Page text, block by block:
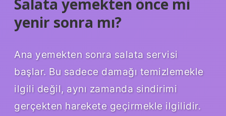
Salata yemekten önce mi
yenir sonra mı?
Ana yemekten sonra salata servisi
başlar. Bu sadece damağı temizlemekle
ilgili değil, aynı zamanda sindirimi
gerçekten harekete geçirmekle ilgilidir.